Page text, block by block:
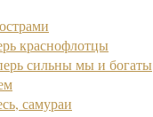
краснофлотцы
сильны мы и богаты
самураи